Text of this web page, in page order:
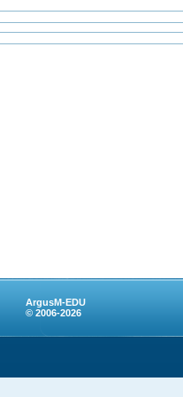
ArgusM-EDU
© 2006-2026